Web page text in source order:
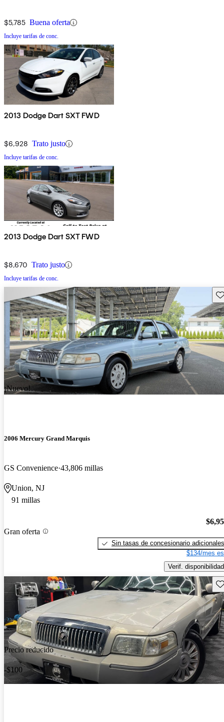
$5,785 Buena oferta
Incluye tarifas de conc.
2013 Dodge Dart SXT FWD
$6,928 Trato justo
Incluye tarifas de conc.
2013 Dodge Dart SXT FWD
$8,670 Trato justo
Incluye tarifas de conc.
¡Nuevo!
2006 Mercury Grand Marquis
GS Convenience 43,806 millas
Union, NJ
91 millas
Gran oferta
Sin tasas de concesionario adicionales
$134/mes
Verif. disponibilidad
Precio reducido
-$100